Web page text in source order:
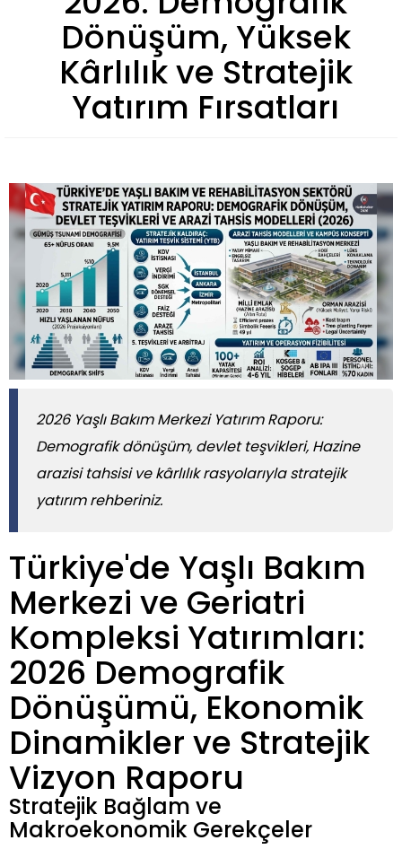
Dönüşüm, Yüksek
Kârlılık ve Stratejik
Yatırım Fırsatları
2026 Yaşlı Bakım Merkezi Yatırım Raporu:
Demografik dönüşüm, devlet teşvikleri, Hazine
arazisi tahsisi ve kârlılık rasyolarıyla stratejik
yatırım rehberiniz.
Türkiye'de Yaşlı Bakım
Merkezi ve Geriatri
Kompleksi Yatırımları:
2026 Demografik
Dönüşümü, Ekonomik
Dinamikler ve Stratejik
Vizyon Raporu
Stratejik Bağlam ve
Makroekonomik Gerekçeler